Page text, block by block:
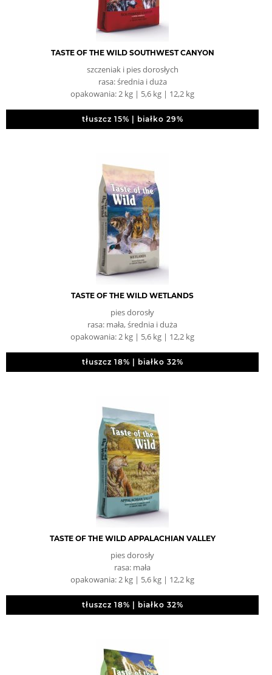
TASTE OF THE WILD SOUTHWEST CANYON
szczeniak i pies dorosłych
rasa: średnia i duża
opakowania: 2 kg | 5,6 kg | 12,2 kg
tłuszcz 15% | białko 29%
TASTE OF THE WILD WETLANDS
pies dorosły
rasa: mała, średnia i duża
opakowania: 2 kg | 5,6 kg | 12,2 kg
tłuszcz 18% | białko 32%
TASTE OF THE WILD APPALACHIAN VALLEY
pies dorosły
rasa: mała
opakowania: 2 kg | 5,6 kg | 12,2 kg
tłuszcz 18% | białko 32%